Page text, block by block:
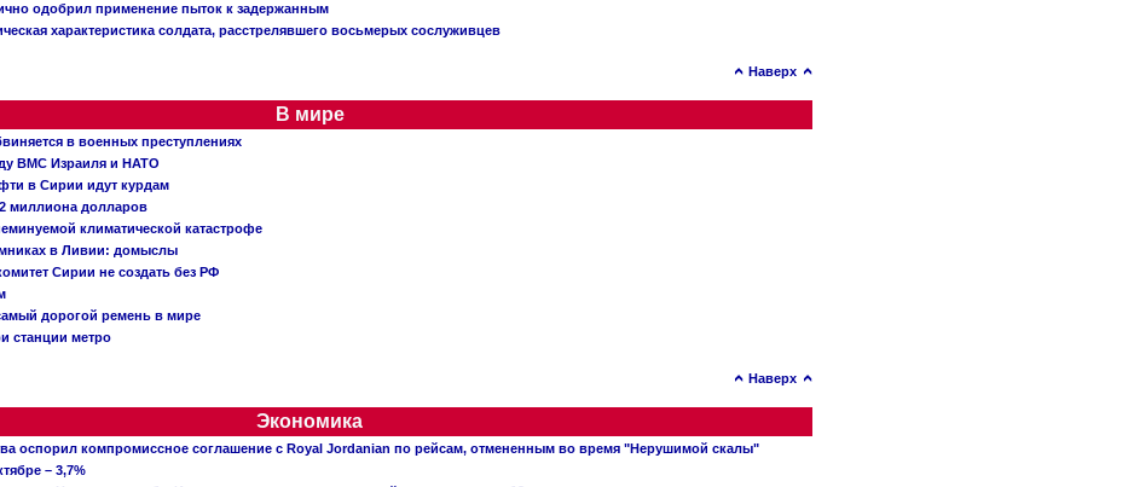
одобрил применение пыток к задержанным
характеристика солдата, расстрелявшего восьмерых сослуживцев
Наверх
В мире
в военных преступлениях
ВМС Израиля и НАТО
в Сирии идут курдам
миллиона долларов
климатической катастрофе
в Ливии: домыслы
Сирии не создать без РФ
дорогой ремень в мире
станции метро
Наверх
Экономика
оспорил компромиссное соглашение с Royal Jordanian по рейсам, отмененным во время "Нерушимой скалы"
– 3,7%